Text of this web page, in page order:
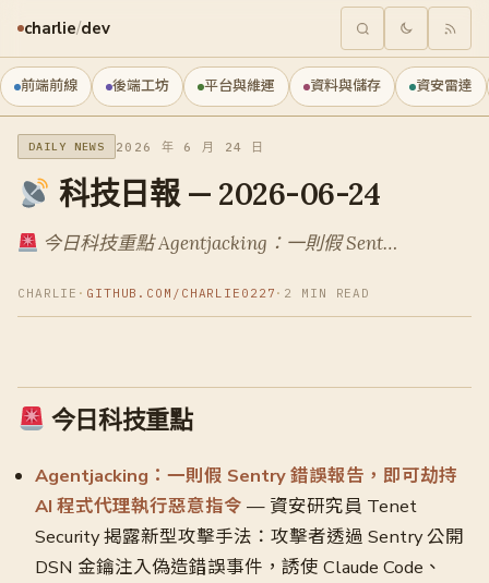
charlie/dev
前端前線 後端工坊 平台與維運 資料與儲存 資安雷達
DAILY NEWS 2026 年 6 月 24 日
科技日報 — 2026-06-24
今日科技重點 Agentjacking：一則假 Sent…
CHARLIE · GITHUB.COM/CHARLIE0227 · 2 MIN READ
今日科技重點
Agentjacking：一則假 Sentry 錯誤報告，即可劫持
AI 程式代理執行惡意指令 — 資安研究員 Tenet
Security 揭露新型攻擊手法：攻擊者透過 Sentry 公開
DSN 金鑰注入偽造錯誤事件，誘使 Claude Code、